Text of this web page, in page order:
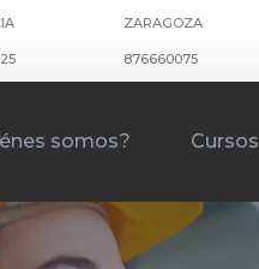
ZARAGOZA
876660075
somos? Cursos